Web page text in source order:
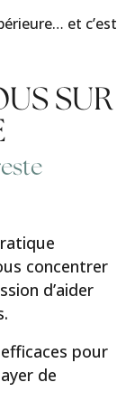
et c’est
SUR
concentrer
d’aider
pour
de